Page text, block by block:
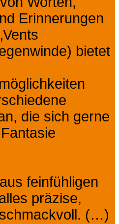
Erinnerungen
bietet
die sich gerne
feinfühligen
präzise,
(…)